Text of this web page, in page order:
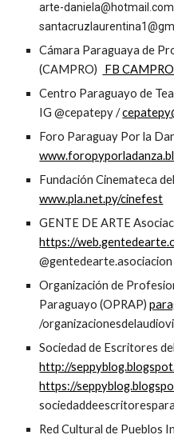
arte-daniela@hotmail.com
Cámara Paraguaya de
(CAMPRO)
FB CAMPRO
Centro Paraguayo de
IG @cepatepy /
Foro Paraguay Por la
Fundación Cinemateca
www.pla.net.py/cinefest
GENTE DE ARTE
https://
Organización de
Paraguayo (OPRAP)
/
Sociedad de Escritores
http://
https://
Red Cultural de Pueblos